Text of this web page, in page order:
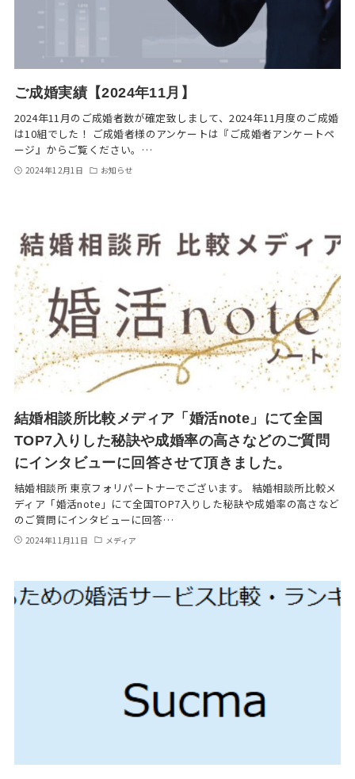
ご成婚実績【2024年11月】
2024年11月のご成婚者数が確定致しまして、2024年11月度のご成婚
は10組でした！ ご成婚者様のアンケートは『ご成婚者アンケートペ
ージ』からご覧ください。…
2024年12月1日 お知らせ
結婚相談所比較メディア「婚活note」にて全国
TOP7入りした秘訣や成婚率の高さなどのご質問
にインタビューに回答させて頂きました。
結婚相談所 東京フォリパートナーでございます。 結婚相談所比較メ
ディア「婚活note」にて全国TOP7入りした秘訣や成婚率の高さなど
のご質問にインタビューに回答…
2024年11月11日 メディア